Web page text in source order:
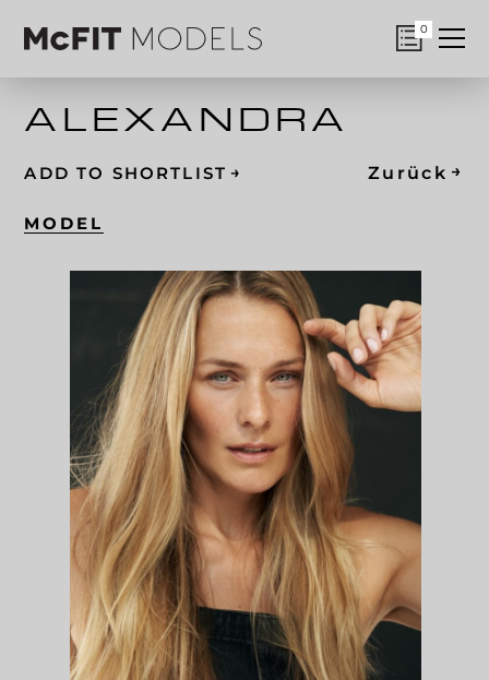
0
ALEXANDRA
ADD TO SHORTLIST → Zurück →
MODEL